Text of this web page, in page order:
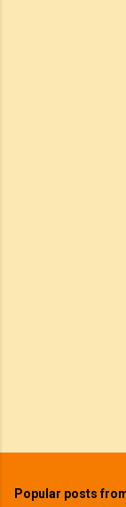
Popular posts